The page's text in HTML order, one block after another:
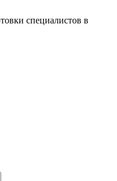
специалистов в